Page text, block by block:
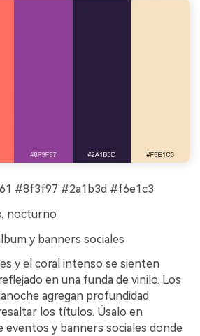
#8f3f97 #2a1b3d #f6e1c3
nocturno
y banners sociales
y el coral intenso se sienten
en una funda de vinilo. Los
agregan profundidad
los títulos. Úsalo en
eventos y banners sociales donde